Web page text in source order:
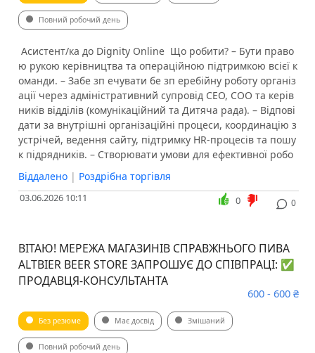
Повний робочий день
️ Асистент/ка до Dignity Online ️ Що робити? – Бути право
ю рукою керівництва та операційною підтримкою всієї к
оманди. – Забе зп ечувати бе зп еребійну роботу організ
ації через адміністративний супровід CEO, COO та керів
ників відділів (комунікаційний та Дитяча рада). – Відпові
дати за внутрішні організаційні процеси, координацію з
устрічей, ведення сайту, підтримку HR-процесів та пошу
к підрядників. – Створювати умови для ефективної робо
Віддалено | Роздрібна торгівля
03.06.2026 10:11 0
0
ВІТАЮ! МЕРЕЖА МАГАЗИНІВ СПРАВЖНЬОГО ПИВА
ALTBIER BEER STORE ЗАПРОШУЄ ДО СПІВПРАЦІ: ✅
ПРОДАВЦЯ-КОНСУЛЬТАНТА
600 - 600 ₴
Без резюме Має досвід Змішаний
Повний робочий день